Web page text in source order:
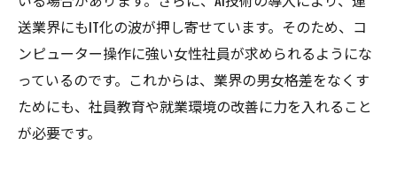
送業界にもIT化の波が押し寄せています。そのため、コ
ンピューター操作に強い女性社員が求められるようにな
っているのです。これからは、業界の男女格差をなくす
ためにも、社員教育や就業環境の改善に力を入れること
が必要です。